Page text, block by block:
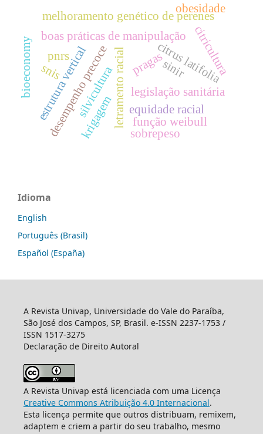
equidade racial
letramento racial
boas práticas de manipulação
legislação sanitária
citrus latifolia
citricultura
desempenho precoce pragas
melhoramento genético de perenes
estrutura vertical função weibull
silvicultura
sobrepeso
obesidade
krigagem
bioeconomy pnrs
snis sinir
Idioma
English
Português (Brasil)
Español (España)
A Revista Univap, Universidade do Vale do Paraíba,
São José dos Campos, SP, Brasil. e-ISSN 2237-1753 /
ISSN 1517-3275
Declaração de Direito Autoral
A Revista Univap está licenciada com uma Licença
Creative Commons Atribuição 4.0 Internacional.
Esta licença permite que outros distribuam, remixem,
adaptem e criem a partir do seu trabalho, mesmo